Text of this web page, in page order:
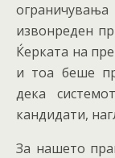
извонреден
Ќерката на
и тоа беше
дека
кандидати,
За нашето